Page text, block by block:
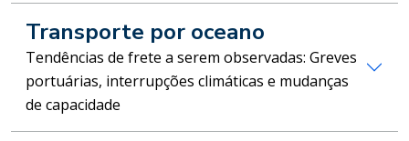
Transporte por oceano
Tendências de frete a serem observadas: Greves
portuárias, interrupções climáticas e mudanças
de capacidade